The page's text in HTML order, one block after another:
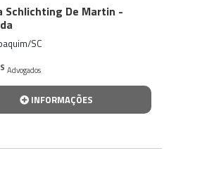
Schlichting De Martin -
SC
Advogados
INFORMAÇÕES